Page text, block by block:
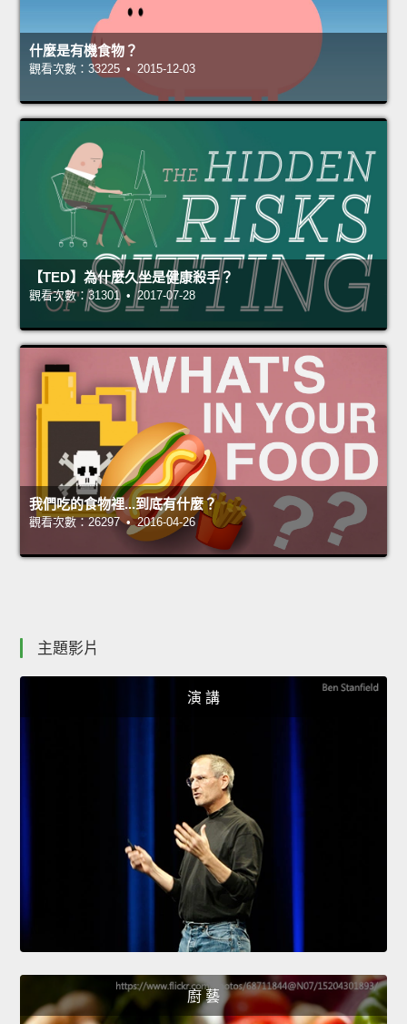
什麼是有機食物？
觀看次數：33225 • 2015-12-03
【TED】為什麼久坐是健康殺手？
觀看次數：31301 • 2017-07-28
我們吃的食物裡...到底有什麼？
觀看次數：26297 • 2016-04-26
主題影片
演 講
廚 藝